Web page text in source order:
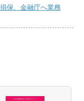
保、金融庁へ業務